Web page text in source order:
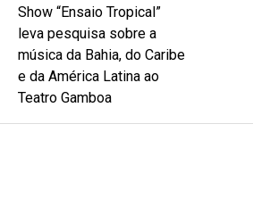
Show “Ensaio Tropical”
leva pesquisa sobre a
música da Bahia, do Caribe
e da América Latina ao
Teatro Gamboa